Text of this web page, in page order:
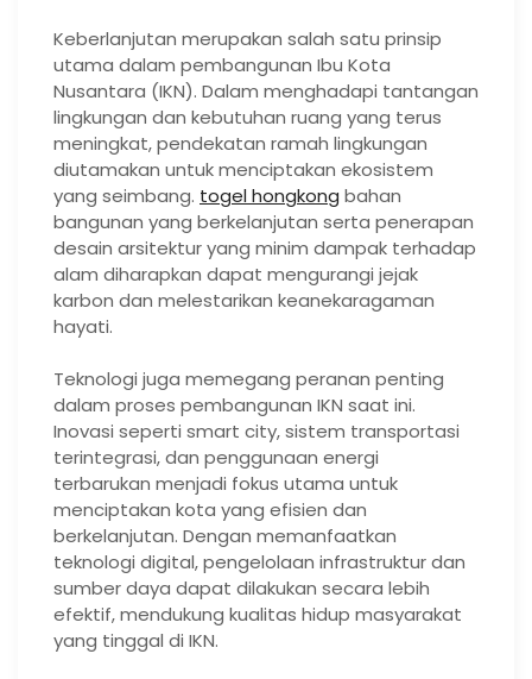
Keberlanjutan merupakan salah satu prinsip
utama dalam pembangunan Ibu Kota
Nusantara (IKN). Dalam menghadapi tantangan
lingkungan dan kebutuhan ruang yang terus
meningkat, pendekatan ramah lingkungan
diutamakan untuk menciptakan ekosistem
yang seimbang. togel hongkong bahan
bangunan yang berkelanjutan serta penerapan
desain arsitektur yang minim dampak terhadap
alam diharapkan dapat mengurangi jejak
karbon dan melestarikan keanekaragaman
hayati.
Teknologi juga memegang peranan penting
dalam proses pembangunan IKN saat ini.
Inovasi seperti smart city, sistem transportasi
terintegrasi, dan penggunaan energi
terbarukan menjadi fokus utama untuk
menciptakan kota yang efisien dan
berkelanjutan. Dengan memanfaatkan
teknologi digital, pengelolaan infrastruktur dan
sumber daya dapat dilakukan secara lebih
efektif, mendukung kualitas hidup masyarakat
yang tinggal di IKN.